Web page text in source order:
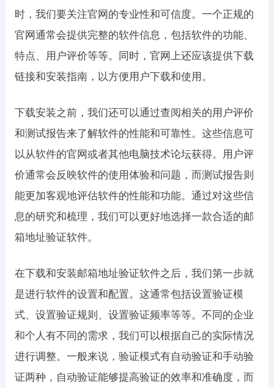
时，我们要关注官网的专业性和可信度。一个正规的
官网通常会提供完整的软件信息，包括软件的功能、
特点、用户评价等等。同时，官网上还应该提供下载
链接和安装指南，以方便用户下载和使用。
下载安装之前，我们还可以通过查阅相关的用户评价
和测试报告来了解软件的性能和可靠性。这些信息可
以从软件的官网或者其他电脑技术论坛获得。用户评
价通常会反映软件的使用体验和问题，而测试报告则
能更加客观地评估软件的性能和功能。通过对这些信
息的研究和梳理，我们可以更好地选择一款合适的邮
箱地址验证软件。
在下载和安装邮箱地址验证软件之后，我们第一步就
是进行软件的设置和配置。这通常包括设置验证模
式、设置验证规则、设置验证频率等等。不同的企业
和个人有不同的需求，我们可以根据自己的实际情况
进行调整。一般来说，验证模式有自动验证和手动验
证两种，自动验证能够提高验证的效率和准确度，而